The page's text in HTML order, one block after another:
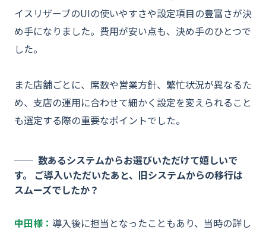
イスリザーブのUIの使いやすさや設定項目の豊富さが決
め手になりました。費用が安い点も、決め手のひとつで
した。
また店舗ごとに、席数や営業方針、繁忙状況が異なるた
め、支店の運用に合わせて細かく設定を変えられること
も選定する際の重要なポイントでした。
数あるシステムからお選びいただけて嬉しいで
す。 ご導入いただいたあと、旧システムからの移行は
スムーズでしたか？
中田様： 導入後に担当となったこともあり、当時の詳し